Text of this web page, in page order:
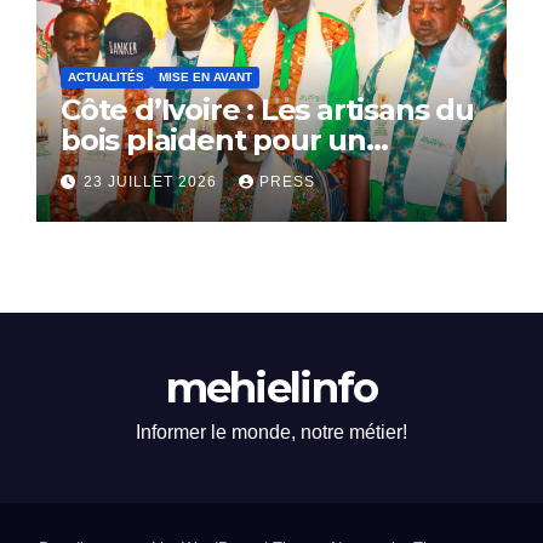
ACTUALITÉS MISE EN AVANT
Côte d’Ivoire : Les artisans du
bois plaident pour un
dialogue national
23 JUILLET 2026 PRESS
mehielinfo
Informer le monde, notre métier!